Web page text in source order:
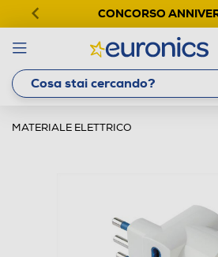
CONCORSO
MATERIALE ELETTRICO